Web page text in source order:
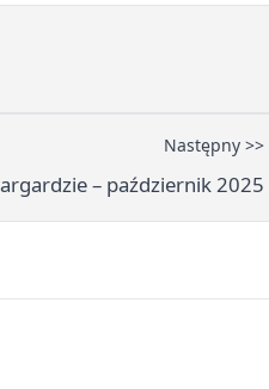
Następny >>
– październik 2025